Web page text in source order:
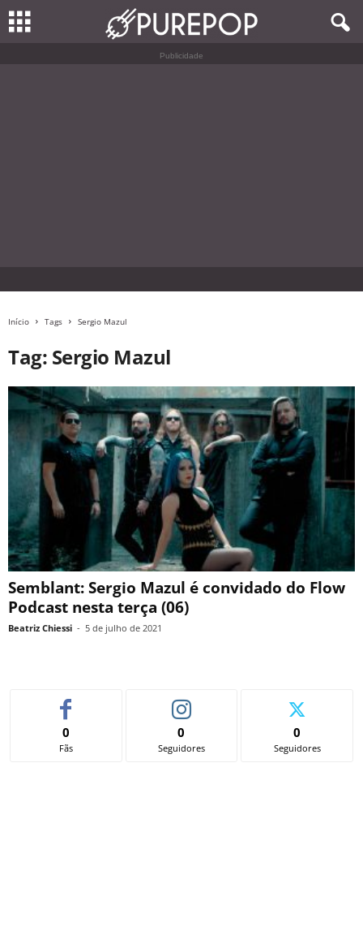
Publicidade
Início Tags Sergio Mazul
Tag: Sergio Mazul
Semblant: Sergio Mazul é convidado do Flow
Podcast nesta terça (06)
Beatriz Chiessi - 5 de julho de 2021
0
Fãs
0
Seguidores
0
Seguidores